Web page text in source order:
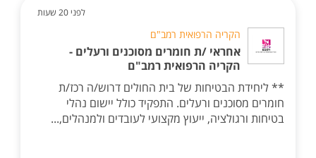
לפני 20 שעות
הקריה הרפואית רמב"ם
אחראי /ת חומרים מסוכנים ורעלים -
הקריה הרפואית רמב"ם
** ליחידת הבטיחות של בית החולים דרוש/ה רכז/ת
חומרים מסוכנים ורעלים. התפקיד כולל יישום נהלי
בטיחות ורגולציה, ייעוץ מקצועי לעובדים ולמנהלים,...